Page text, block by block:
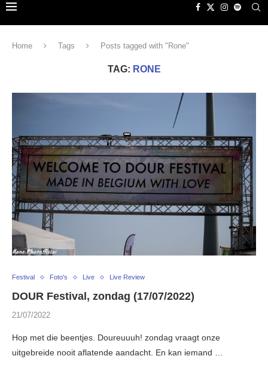
Home Tags Posts tagged with "Rone"
TAG: RONE
Festival Foto's Live Live Review
DOUR Festival, zondag (17/07/2022)
21/07/2022
Hop met die beentjes. Doureuuuh! zondag vraagt onze
uitgebreide nooit aflatende aandacht. En kan iemand …